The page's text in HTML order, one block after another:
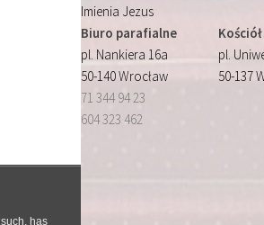
Imienia Jezus
Biuro parafialne
pl. Nankiera 16a
50-140 Wrocław
71 344 94 23
604 323 462
Kościół
pl.
50-137